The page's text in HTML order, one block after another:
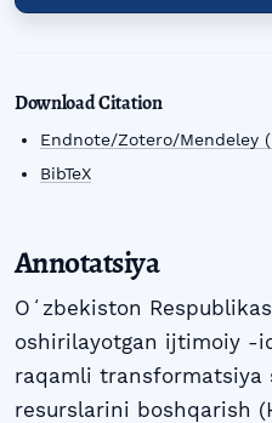
Download Citation
Endnote/Zotero/Mendeley
BibTeX
Annotatsiya
Oʻzbekiston
oshirilayotgan ijtimoiy -
raqamli transformatsiya
resurslarini boshqarish